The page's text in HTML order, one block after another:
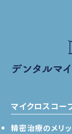
マイクロスコー
精密治療のメリッ